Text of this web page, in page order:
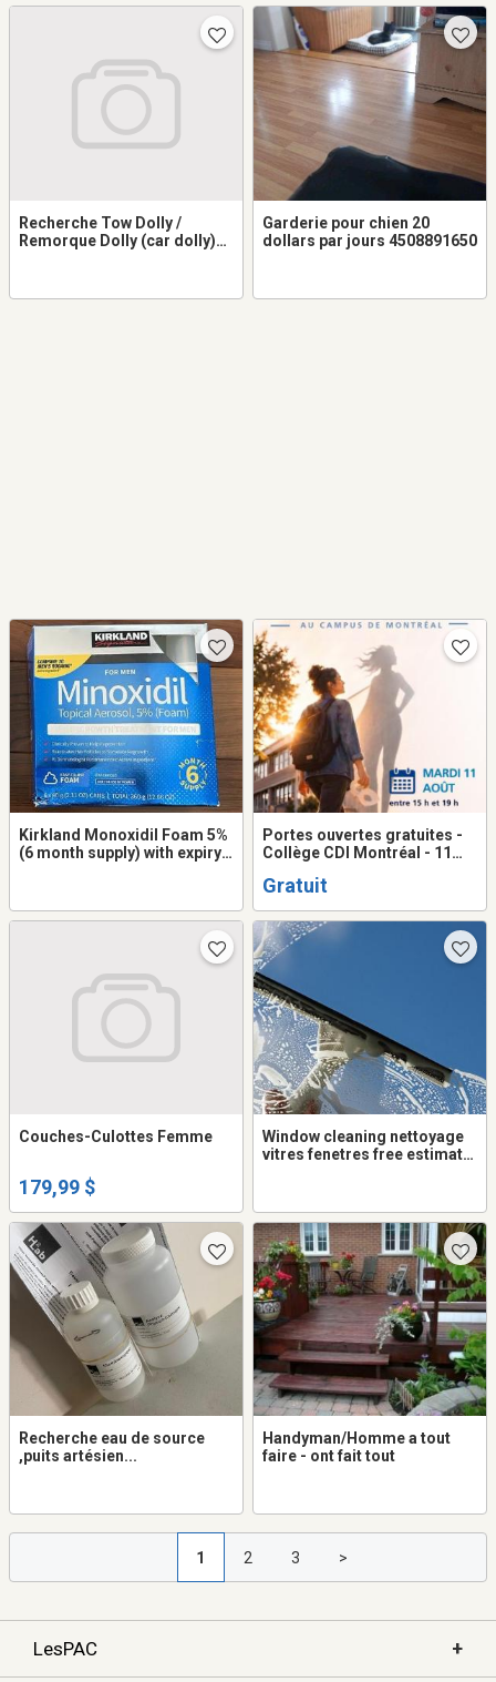
Recherche Tow Dolly /
Remorque Dolly (car dolly)
Garderie pour chien 20
dollars par jours 4508891650
Kirkland Monoxidil Foam 5%
(6 month supply) with expiry
Portes ouvertes gratuites -
Collège CDI Montréal - 11
Gratuit
Couches-Culottes Femme
179,99 $
Window cleaning nettoyage
vitres fenetres free estimate
Recherche eau de source
,puits artésien...
Handyman/Homme a tout
faire - ont fait tout
1 2 3 >
LesPAC +